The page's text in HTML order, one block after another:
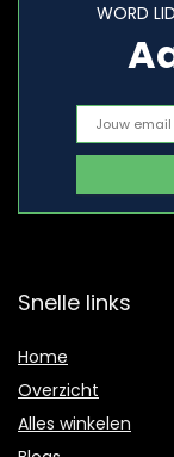
WORD
Snelle links
Home
Overzicht
Alles winkelen